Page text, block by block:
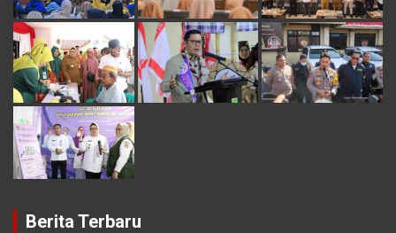
Berita Terbaru